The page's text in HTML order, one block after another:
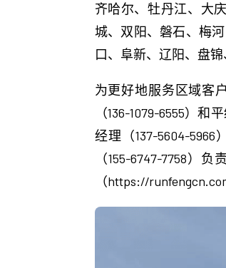
齐哈尔、牡丹江、大
城、双阳、磐石、梅
口、阜新、辽阳、盘
为更好地服务区域客
（136-1079-6555）
经理（137-5604-
（155-6747-7758）
（https://